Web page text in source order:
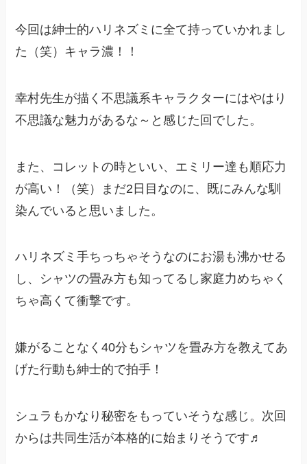
今回は紳士的ハリネズミに全て持っていかれまし
た（笑）キャラ濃！！
幸村先生が描く不思議系キャラクターにはやはり
不思議な魅力があるな～と感じた回でした。
また、コレットの時といい、エミリー達も順応力
が高い！（笑）まだ2日目なのに、既にみんな馴
染んでいると思いました。
ハリネズミ手ちっちゃそうなのにお湯も沸かせる
し、シャツの畳み方も知ってるし家庭力めちゃく
ちゃ高くて衝撃です。
嫌がることなく40分もシャツを畳み方を教えてあ
げた行動も紳士的で拍手！
シュラもかなり秘密をもっていそうな感じ。次回
からは共同生活が本格的に始まりそうです♬